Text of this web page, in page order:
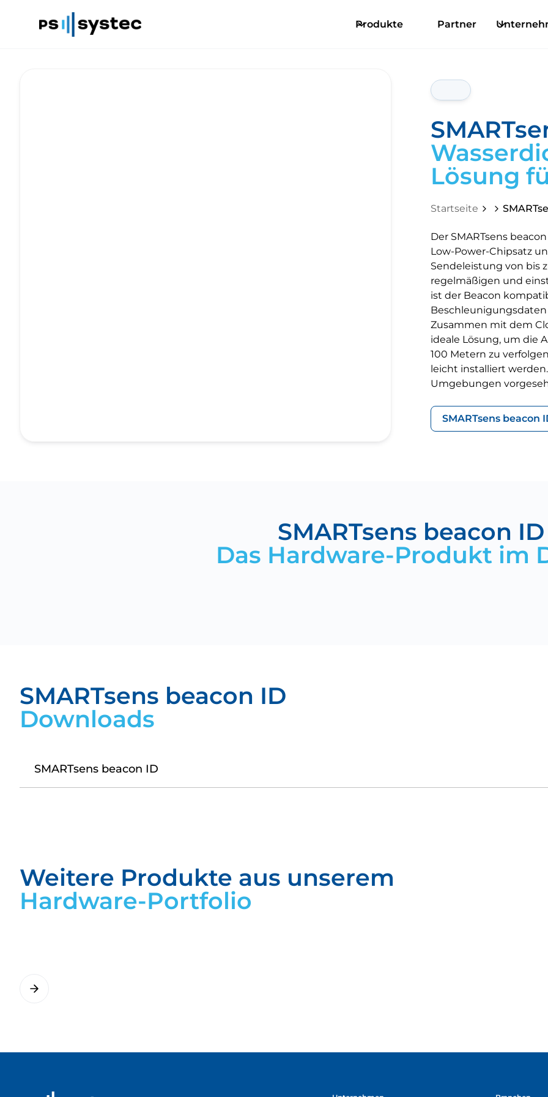
Produkte Partner
Lösung
Startseite
Der SMARTsens
Low-Power-Chipsatz
Sendeleistung von bis
regelmäßigen und
ist der Beacon
Zusammen mit dem
ideale Lösung, um die
100 Metern zu
leicht installiert
Umgebungen
SMARTsens beacon
SMARTsens beacon ID
Das Hardware-Produkt im
SMARTsens beacon ID
Downloads
SMARTsens beacon ID
Weitere Produkte aus unserem
Hardware-Portfolio